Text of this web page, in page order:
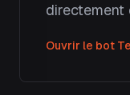
directement
Ouvrir le bot